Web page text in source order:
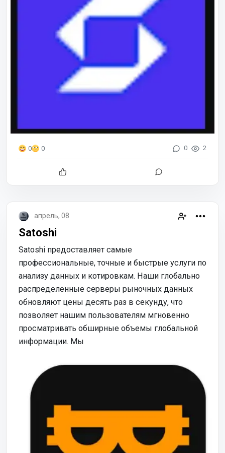
0 0 0 2
апрель, 08
Satoshi
Satoshi предоставляет самые
профессиональные, точные и быстрые услуги по
анализу данных и котировкам. Наши глобально
распределенные серверы рыночных данных
обновляют цены десять раз в секунду, что
позволяет нашим пользователям мгновенно
просматривать обширные объемы глобальной
информации. Мы